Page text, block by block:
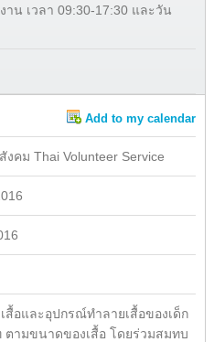
าน เวลา 09:30-17:30 และวัน
Add to my calendar
คม Thai Volunteer Service
สื้อและอุปกรณ์ทำลายเสื้อของเด็ก
ามขนาดของเสื้อ โดยร่วมสมทบ